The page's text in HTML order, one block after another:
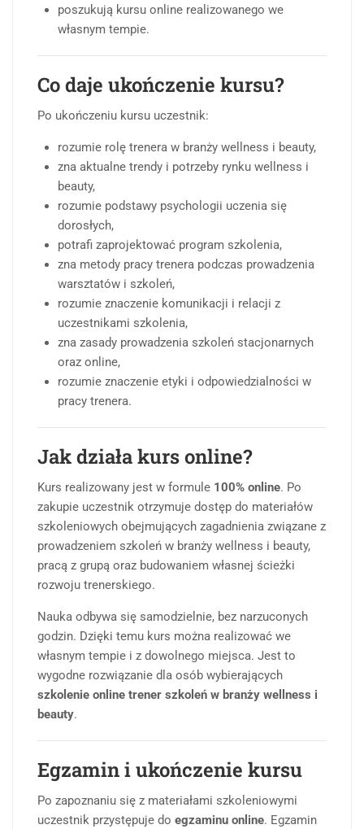
poszukują kursu online realizowanego we
własnym tempie.
Co daje ukończenie kursu?
Po ukończeniu kursu uczestnik:
rozumie rolę trenera w branży wellness i beauty,
zna aktualne trendy i potrzeby rynku wellness i
beauty,
rozumie podstawy psychologii uczenia się
dorosłych,
potrafi zaprojektować program szkolenia,
zna metody pracy trenera podczas prowadzenia
warsztatów i szkoleń,
rozumie znaczenie komunikacji i relacji z
uczestnikami szkolenia,
zna zasady prowadzenia szkoleń stacjonarnych
oraz online,
rozumie znaczenie etyki i odpowiedzialności w
pracy trenera.
Jak działa kurs online?
Kurs realizowany jest w formule 100% online. Po
zakupie uczestnik otrzymuje dostęp do materiałów
szkoleniowych obejmujących zagadnienia związane z
prowadzeniem szkoleń w branży wellness i beauty,
pracą z grupą oraz budowaniem własnej ścieżki
rozwoju trenerskiego.
Nauka odbywa się samodzielnie, bez narzuconych
godzin. Dzięki temu kurs można realizować we
własnym tempie i z dowolnego miejsca. Jest to
wygodne rozwiązanie dla osób wybierających
szkolenie online trener szkoleń w branży wellness i
beauty.
Egzamin i ukończenie kursu
Po zapoznaniu się z materiałami szkoleniowymi
uczestnik przystępuje do egzaminu online. Egzamin